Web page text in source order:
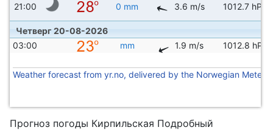
21:00 0 mm 3.6 m/s 1012.7 hPa
Четверг 20-08-2026
03:00
mm 1.9 m/s 1012.8 hPa
Weather forecast from yr.no, delivered by the Norwegian
Прогноз погоды Кирпильская Подробный